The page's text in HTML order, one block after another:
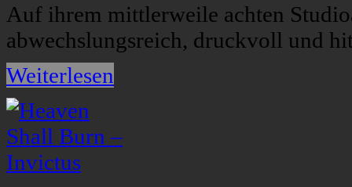
Auf ihrem mittlerweile achten
abwechslungsreich, druckvoll und
Weiterlesen